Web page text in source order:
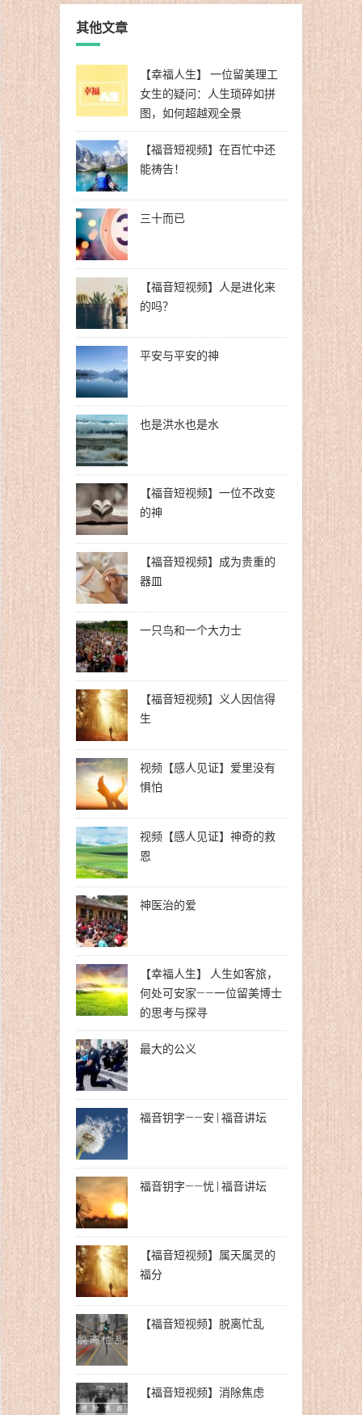
其他文章
【幸福人生】 一位留美理工
女生的疑问：人生琐碎如拼
图，如何超越观全景
【福音短视频】在百忙中还
能祷告！
三十而已
【福音短视频】人是进化来
的吗？
平安与平安的神
也是洪水也是水
【福音短视频】一位不改变
的神
【福音短视频】成为贵重的
器皿
一只鸟和一个大力士
【福音短视频】义人因信得
生
视频【感人见证】爱里没有
惧怕
视频【感人见证】神奇的救
恩
神医治的爱
【幸福人生】 人生如客旅，
何处可安家——一位留美博士
的思考与探寻
最大的公义
福音钥字——安 | 福音讲坛
福音钥字——忧 | 福音讲坛
【福音短视频】属天属灵的
福分
【福音短视频】脱离忙乱
【福音短视频】消除焦虑